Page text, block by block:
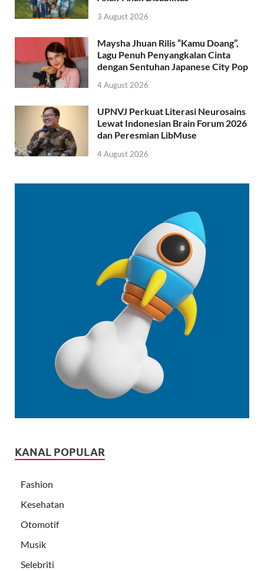
3 August 2026
Maysha Jhuan Rilis “Kamu Doang”,
Lagu Penuh Penyangkalan Cinta
dengan Sentuhan Japanese City Pop
4 August 2026
UPNVJ Perkuat Literasi Neurosains
Lewat Indonesian Brain Forum 2026
dan Peresmian LibMuse
4 August 2026
KANAL POPULAR
Fashion
Kesehatan
Otomotif
Musik
Selebriti